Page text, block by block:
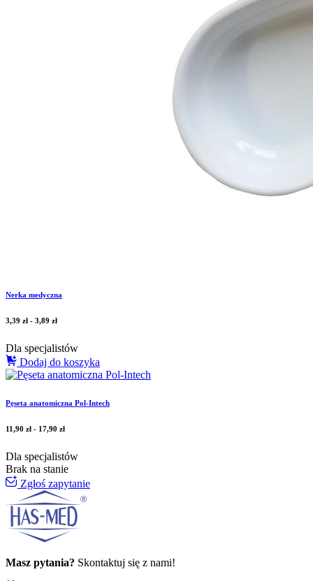
Nerka medyczna
3,39 zł - 3,89 zł
Dla specjalistów
Dodaj do koszyka
Pęseta anatomiczna Pol-Intech
11,90 zł - 17,90 zł
Dla specjalistów
Brak na stanie
Zgłoś zapytanie
Masz pytania? Skontaktuj się z nami!